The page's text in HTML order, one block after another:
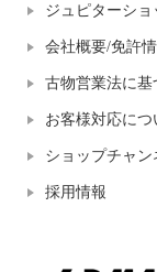
ジュピターシ
会社概要/免許
古物営業法に基
お客様対応につ
ショップチャ
採用情報